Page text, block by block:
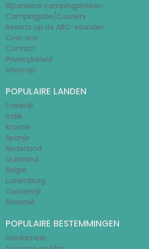
Bijzondere campingplekken
Campingjobs/Couriers
Resorts op de ABC-eilanden
Over ons
Contact
Privacybeleid
Sitemap
POPULAIRE LANDEN
Frankrijk
Italië
Kroatië
Spanje
Nederland
Duitsland
België
Luxemburg
Oostenrijk
Slovenië
POPULAIRE BESTEMMINGEN
Gardameer